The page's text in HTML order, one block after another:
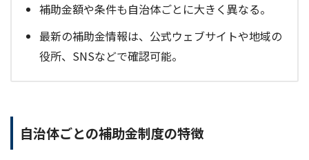
補助金額や条件も自治体ごとに大きく異なる。
最新の補助金情報は、公式ウェブサイトや地域の
役所、SNSなどで確認可能。
自治体ごとの補助金制度の特徴